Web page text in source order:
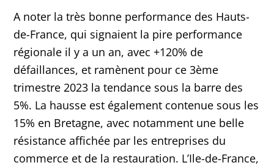
A noter la très bonne performance des Hauts-
de-France, qui signaient la pire performance
régionale il y a un an, avec +120% de
défaillances, et ramènent pour ce 3ème
trimestre 2023 la tendance sous la barre des
5%. La hausse est également contenue sous les
15% en Bretagne, avec notamment une belle
résistance affichée par les entreprises du
commerce et de la restauration. L’Ile-de-France,